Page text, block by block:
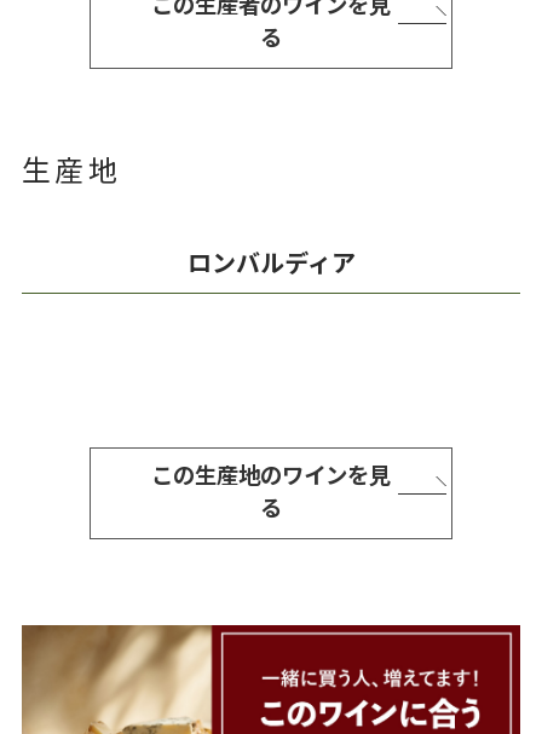
る
生産地
ロンバルディア
この生産地のワインを見
る